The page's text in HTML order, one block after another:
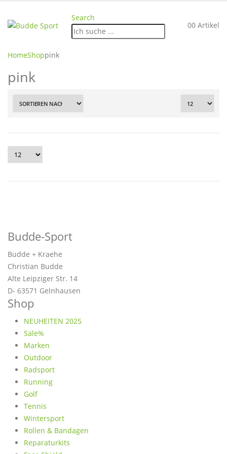
Search
00 Artikel
HomeShoppink
pink
Budde-Sport
Budde + Kraehe
Christian Budde
Alte Leipziger Str. 14
D- 63571 Gelnhausen
Shop
NEUHEITEN 2025
Sale%
Marken
Outdoor
Radsport
Running
Golf
Tennis
Wintersport
Rollen & Bandagen
Reparaturkits